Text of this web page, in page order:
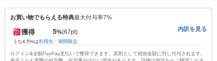
お買い物でもらえる特典最大付与率7%
獲得 5%(67pt)
うち4.5%は利用先・期間限定
内訳を見る
ログイン&全額PayPay支払いで獲得できます。原則として税抜金額に対し付与されます。